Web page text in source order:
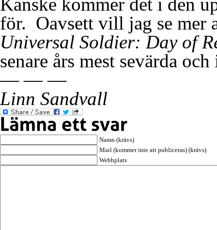
för. Oavsett vill jag se mer
Universal Soldier: Day of
senare års mest sevärda
— — —
Linn Sandvall
Namn (krävs)
Mail (kommer inte att publiceras) (krävs)
Webbplats